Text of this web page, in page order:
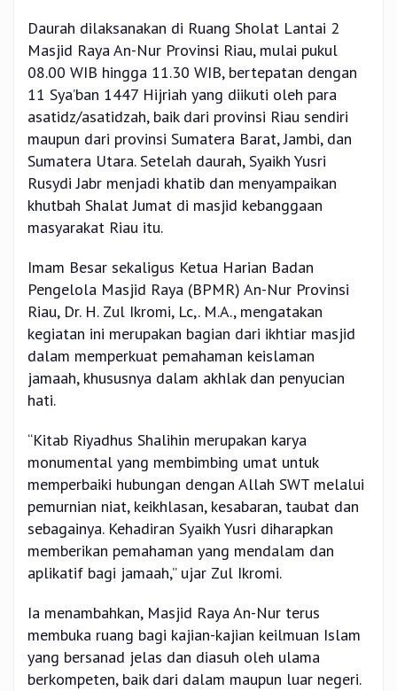
Daurah dilaksanakan di Ruang Sholat Lantai 2
Masjid Raya An-Nur Provinsi Riau, mulai pukul
08.00 WIB hingga 11.30 WIB, bertepatan dengan
11 Sya’ban 1447 Hijriah yang diikuti oleh para
asatidz/asatidzah, baik dari provinsi Riau sendiri
maupun dari provinsi Sumatera Barat, Jambi, dan
Sumatera Utara. Setelah daurah, Syaikh Yusri
Rusydi Jabr menjadi khatib dan menyampaikan
khutbah Shalat Jumat di masjid kebanggaan
masyarakat Riau itu.
Imam Besar sekaligus Ketua Harian Badan
Pengelola Masjid Raya (BPMR) An-Nur Provinsi
Riau, Dr. H. Zul Ikromi, Lc,. M.A., mengatakan
kegiatan ini merupakan bagian dari ikhtiar masjid
dalam memperkuat pemahaman keislaman
jamaah, khususnya dalam akhlak dan penyucian
hati.
“Kitab Riyadhus Shalihin merupakan karya
monumental yang membimbing umat untuk
memperbaiki hubungan dengan Allah SWT melalui
pemurnian niat, keikhlasan, kesabaran, taubat dan
sebagainya. Kehadiran Syaikh Yusri diharapkan
memberikan pemahaman yang mendalam dan
aplikatif bagi jamaah,” ujar Zul Ikromi.
Ia menambahkan, Masjid Raya An-Nur terus
membuka ruang bagi kajian-kajian keilmuan Islam
yang bersanad jelas dan diasuh oleh ulama
berkompeten, baik dari dalam maupun luar negeri.